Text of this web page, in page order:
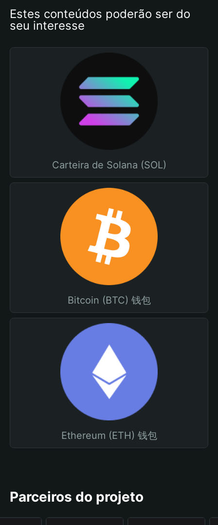
Estes conteúdos poderão ser do
seu interesse
Carteira de Solana (SOL)
Bitcoin (BTC) 钱包
Ethereum (ETH) 钱包
Parceiros do projeto